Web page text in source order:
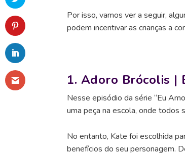
Por isso, vamos ver a seguir,
podem incentivar as crianças a
1. Adoro Brócolis |
Nesse episódio da série “Eu
uma peça na escola, onde todos
No entanto, Kate foi escolhida
benefícios do seu personagem.